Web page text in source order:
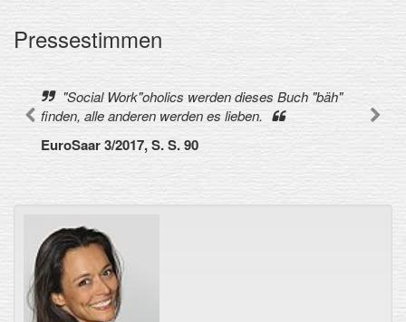
Pressestimmen
"Social Work"oholics werden dieses Buch "bäh"
finden, alle anderen werden es lieben.
EuroSaar 3/2017, S. S. 90